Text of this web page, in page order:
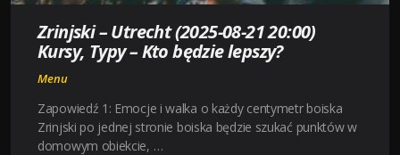
BĘDZIE
LEPSZY?
Zrinjski – Utrecht (2025-08-21 20:00)
Kursy, Typy – Kto będzie lepszy?
Menu
Zapowiedź 1: Emocje i walka o każdy centymetr boiska
Zrinjski po jednej stronie boiska będzie szukać punktów w
domowym obiekcie, …